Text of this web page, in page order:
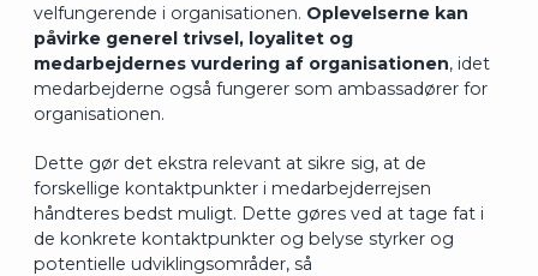
velfungerende i organisationen. Oplevelserne kan
påvirke generel trivsel, loyalitet og
medarbejdernes vurdering af organisationen, idet
medarbejderne også fungerer som ambassadører for
organisationen.
Dette gør det ekstra relevant at sikre sig, at de
forskellige kontaktpunkter i medarbejderrejsen
håndteres bedst muligt. Dette gøres ved at tage fat i
de konkrete kontaktpunkter og belyse styrker og
potentielle udviklingsområder, så